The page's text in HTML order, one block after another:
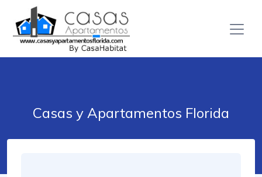
Casas y Apartamentos Florida